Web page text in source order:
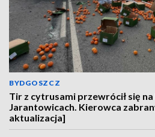
BYDGOSZCZ
Tir z cytrusami przewrócił się
Jarantowicach. Kierowca
aktualizacja]